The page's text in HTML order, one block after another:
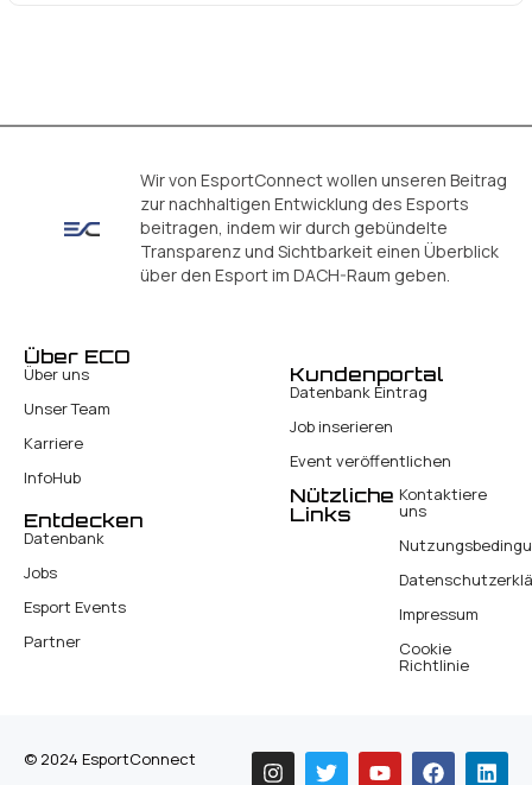
Wir von EsportConnect wollen unseren Beitrag
zur nachhaltigen Entwicklung des Esports
beitragen, indem wir durch gebündelte
Transparenz und Sichtbarkeit einen Überblick
über den Esport im DACH-Raum geben.
Über ECO
Über uns
Unser Team
Karriere
InfoHub
Kundenportal
Datenbank Eintrag
Job inserieren
Event veröffentlichen
Entdecken
Datenbank
Jobs
Esport Events
Partner
Nützliche
Links
Kontaktiere
uns
Impressum
Cookie
Richtlinie
© 2024 EsportConnect